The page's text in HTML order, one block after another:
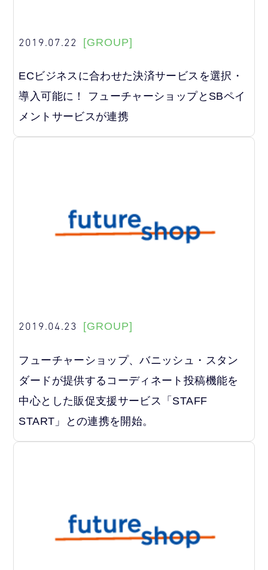
2019.07.22 [GROUP]
ECビジネスに合わせた決済サービスを選択・
導入可能に！ フューチャーショップとSBペイ
メントサービスが連携
2019.04.23 [GROUP]
フューチャーショップ、バニッシュ・スタン
ダードが提供するコーディネート投稿機能を
中心とした販促支援サービス「STAFF
START」との連携を開始。